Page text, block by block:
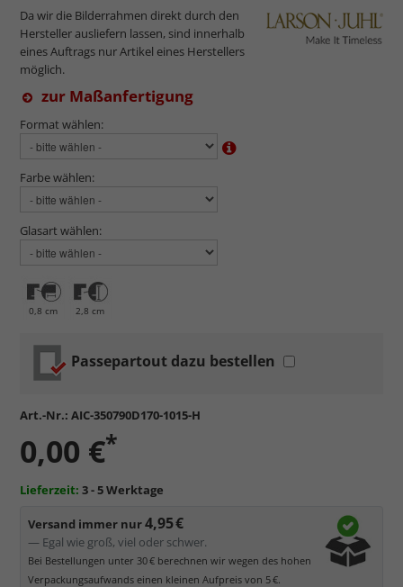
Da wir die Bilderrahmen direkt durch den
Hersteller ausliefern lassen, sind innerhalb
eines Auftrags nur Artikel eines Herstellers
möglich.
zur Maßanfertigung
Format wählen:
Farbe wählen:
Glasart wählen:
0,8 cm 2,8 cm
Passepartout dazu bestellen
Art.-Nr.: AIC-350790D170-1015-H
0,00 €*
Lieferzeit: 3 - 5 Werktage
Versand immer nur4,95 €
— Egal wie groß, viel oder schwer.
Bei Bestellungen unter 30 € berechnen wir wegen des hohen
Verpackungsaufwands einen kleinen Aufpreis von 5 €.